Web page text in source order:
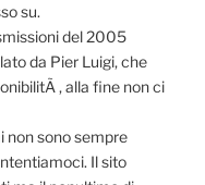
su.
del 2005
da Pier Luigi, che
, alla fine non ci
non sono sempre
Il sito